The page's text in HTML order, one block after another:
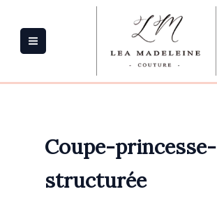
contenu
Coupe-princesse-
structurée